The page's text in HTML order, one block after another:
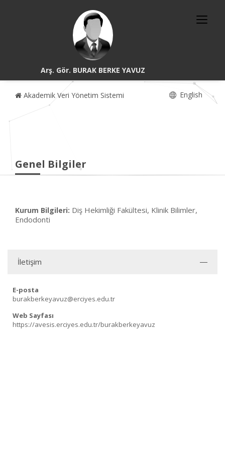
Arş. Gör. BURAK BERKE YAVUZ
Akademik Veri Yönetim Sistemi English
Genel Bilgiler
Kurum Bilgileri: Diş Hekimliği Fakültesi, Klinik Bilimler,
Endodonti
İletişim
E-posta
burakberkeyavuz@erciyes.edu.tr
Web Sayfası
https://avesis.erciyes.edu.tr/burakberkeyavuz